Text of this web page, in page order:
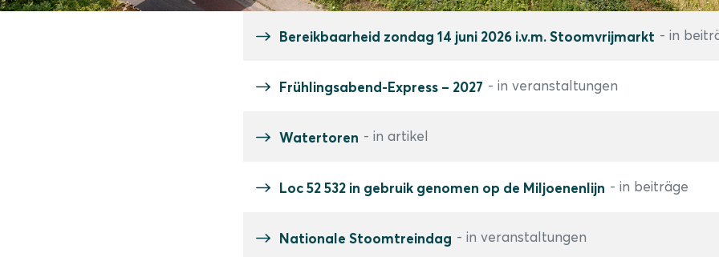
Bereikbaarheid zondag 14 juni 2026 i.v.m. Stoomvrijmarkt - in
Frühlingsabend-Express – 2027 - in veranstaltungen
Watertoren - in artikel
Loc 52 532 in gebruik genomen op de Miljoenenlijn - in beiträge
Nationale Stoomtreindag - in veranstaltungen